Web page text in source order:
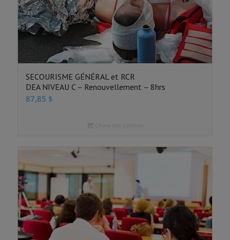
SECOURISME GÉNÉRAL et RCR
DEA NIVEAU C – Renouvellement – 8hrs
87,85 $